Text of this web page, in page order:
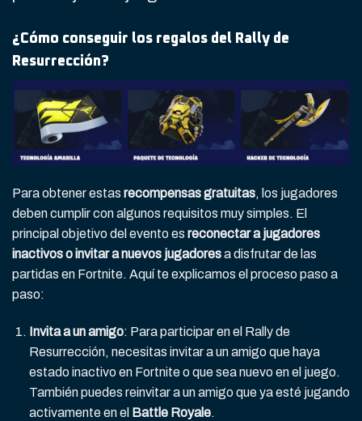
¿Cómo conseguir los regalos del Rally de
Resurrección?
Para obtener estas recompensas gratuitas, los jugadores
deben cumplir con algunos requisitos muy simples. El
principal objetivo del evento es reconectar a jugadores
inactivos o invitar a nuevos jugadoresa disfrutar de las
partidas en Fortnite. Aquí te explicamos el proceso paso a
paso:
Invita a un amigo: Para participar en el Rally de
Resurrección, necesitas invitar a un amigo que haya
estado inactivo en Fortnite o que sea nuevo en el juego.
También puedes reinvitar a un amigo que ya esté jugando
activamente en el Battle Royale.